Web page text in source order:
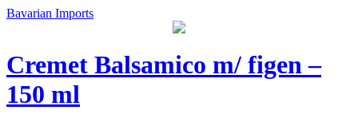
Bavarian Imports
Cremet Balsamico m/ figen –
150 ml